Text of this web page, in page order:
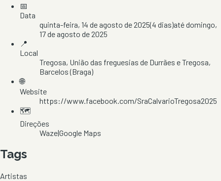
📅
Data
quinta-feira, 14 de agosto de 2025(4 dias)atédomingo,
17 de agosto de 2025
📍
Local
Tregosa, União das freguesias de Durrães e Tregosa,
Barcelos(Braga)
🌐
Website
https://www.facebook.com/SraCalvarioTregosa2025
🗺️
Direções
Waze|Google Maps
Tags
Artistas